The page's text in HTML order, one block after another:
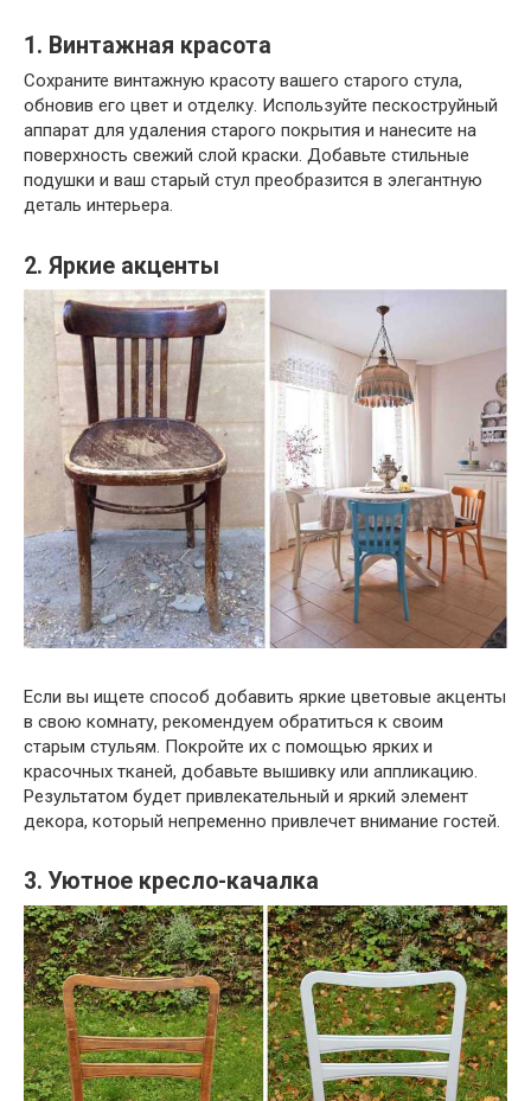
1. Винтажная красота
Сохраните винтажную красоту вашего старого стула,
обновив его цвет и отделку. Используйте пескоструйный
аппарат для удаления старого покрытия и нанесите на
поверхность свежий слой краски. Добавьте стильные
подушки и ваш старый стул преобразится в элегантную
деталь интерьера.
2. Яркие акценты
Если вы ищете способ добавить яркие цветовые акценты
в свою комнату, рекомендуем обратиться к своим
старым стульям. Покройте их с помощью ярких и
красочных тканей, добавьте вышивку или аппликацию.
Результатом будет привлекательный и яркий элемент
декора, который непременно привлечет внимание гостей.
3. Уютное кресло-качалка